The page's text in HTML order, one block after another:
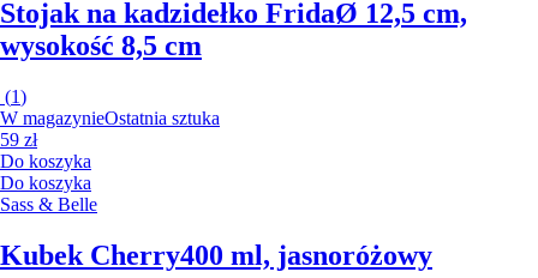
Stojak na kadzidełko FridaØ 12,5 cm,
wysokość 8,5 cm
(1)
W magazynieOstatnia sztuka
59 zł
Do koszyka
Do koszyka
Sass & Belle
Kubek Cherry400 ml, jasnoróżowy